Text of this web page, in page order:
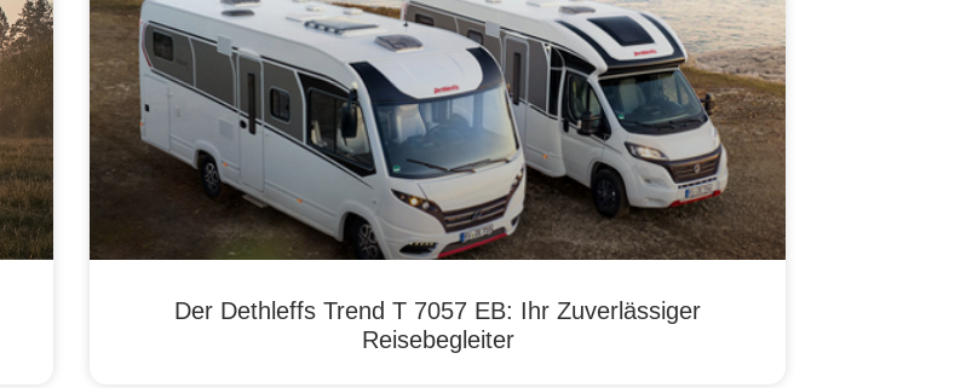
Der Dethleffs Trend T 7057 EB: Ihr Zuverlässiger
Reisebegleiter